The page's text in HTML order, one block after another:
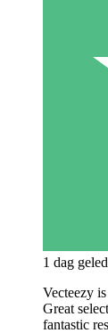
1 dag
Vecteezy
Great
fantastic